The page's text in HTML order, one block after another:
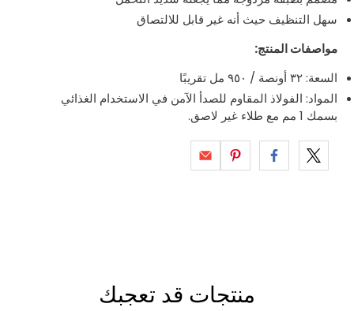
سهل التنظيف حيث أنه غير قابل للالتصاق
مواصفات المنتج:
السعة: ٣٢ أونصة / ٩٥٠ مل تقريبًا
المواد: الفولاذ المقاوم للصدأ الآمن في الاستخدام الغذائي
بسمك 1 مم مع طلاء غير لاصق.
منتجات قد تعجبك